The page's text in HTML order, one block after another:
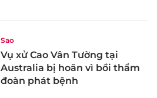
Sao
Vụ xử Cao Vân Tường tại
Australia bị hoãn vì bồi thẩm
đoàn phát bệnh